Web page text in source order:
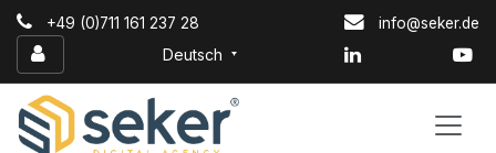
Zum Inhalt springen
+49 (0)711 161 237 28 info@seker.de
Deutsch